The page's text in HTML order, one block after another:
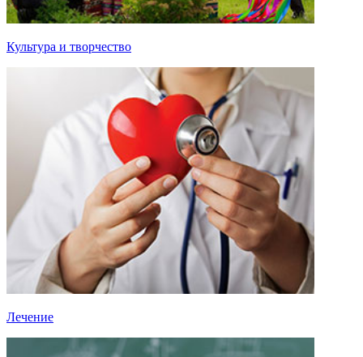
Культура и творчество
Лечение